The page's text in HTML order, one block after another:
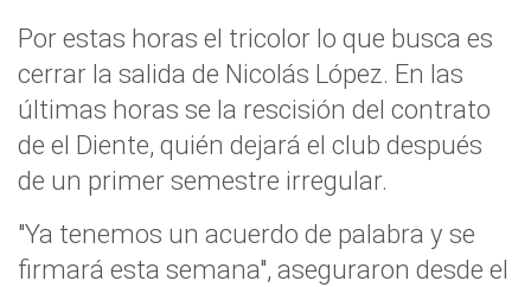
Por estas horas el tricolor lo que busca es
cerrar la salida de Nicolás López. En las
últimas horas se la rescisión del contrato
de el Diente, quién dejará el club después
de un primer semestre irregular.
"Ya tenemos un acuerdo de palabra y se
firmará esta semana", aseguraron desde el